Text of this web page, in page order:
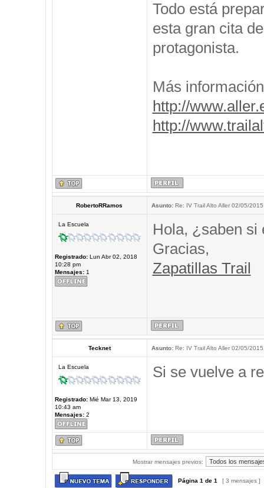
Todo está
esta gran cita
protagonista.
Más
http://
http://
RobertoRRamos Asunto:Re: IV Trail Alto Aller 02/05/2015
La Escuela
Registrado:Lun Abr 02, 2018
10:28 pm
Mensajes:1
Hola, ¿saben si
Gracias,
Zapatillas Trail
Tecknet Asunto:Re: IV Trail Alto Aller 02/05/2015
La Escuela
Registrado:Mié Mar 13, 2019
10:43 am
Mensajes:2
Si se vuelve a
Mostrar mensajes previos:
Página 1 de 1 [ 3 mensajes ]